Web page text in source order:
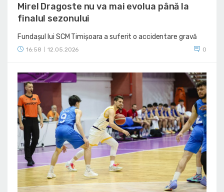
Mirel Dragoste nu va mai evolua până la
finalul sezonului
Fundașul lui SCM Timișoara a suferit o accidentare gravă
16:58 12.05.2026 0